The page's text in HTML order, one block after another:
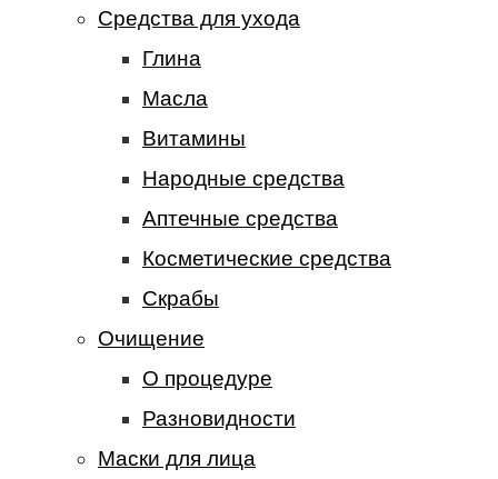
Средства для ухода
Глина
Масла
Витамины
Народные средства
Аптечные средства
Косметические средства
Скрабы
Очищение
О процедуре
Разновидности
Маски для лица